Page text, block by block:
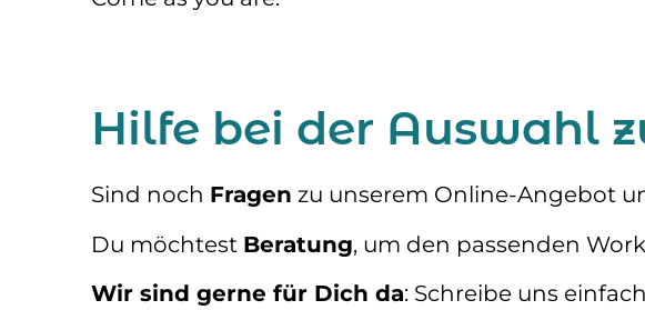
Hilfe bei der Auswahl
Sind noch Fragen zu unserem Online-Angebot
Du möchtest Beratung, um den passenden
Wir sind gerne für Dich da: Schreibe uns